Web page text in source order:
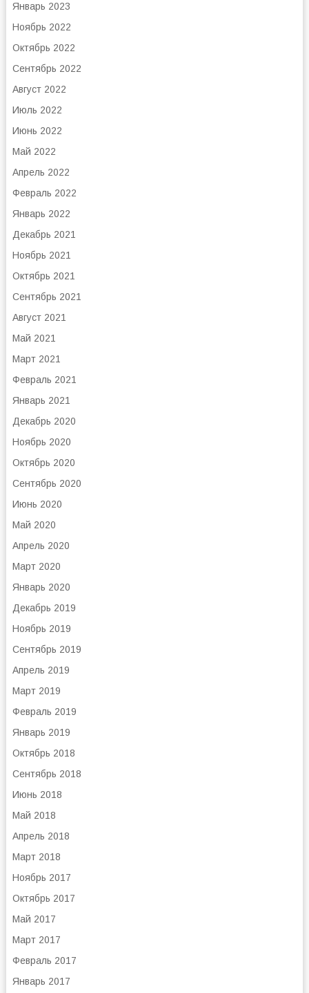
Январь 2023
Ноябрь 2022
Октябрь 2022
Сентябрь 2022
Август 2022
Июль 2022
Июнь 2022
Май 2022
Апрель 2022
Февраль 2022
Январь 2022
Декабрь 2021
Ноябрь 2021
Октябрь 2021
Сентябрь 2021
Август 2021
Май 2021
Март 2021
Февраль 2021
Январь 2021
Декабрь 2020
Ноябрь 2020
Октябрь 2020
Сентябрь 2020
Июнь 2020
Май 2020
Апрель 2020
Март 2020
Январь 2020
Декабрь 2019
Ноябрь 2019
Сентябрь 2019
Апрель 2019
Март 2019
Февраль 2019
Январь 2019
Октябрь 2018
Сентябрь 2018
Июнь 2018
Май 2018
Апрель 2018
Март 2018
Ноябрь 2017
Октябрь 2017
Май 2017
Март 2017
Февраль 2017
Январь 2017